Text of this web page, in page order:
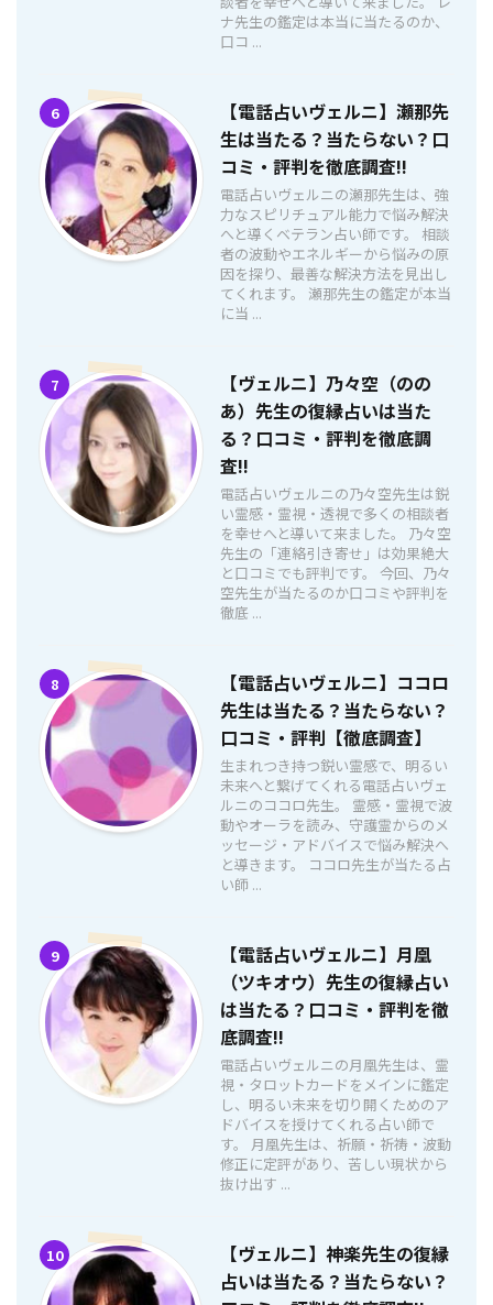
ナ先生の鑑定は本当に当たるのか、
口コ ...
6
【電話占いヴェルニ】瀬那先
生は当たる？当たらない？口
コミ・評判を徹底調査!!
電話占いヴェルニの瀬那先生は、強
力なスピリチュアル能力で悩み解決
へと導くベテラン占い師です。 相談
者の波動やエネルギーから悩みの原
因を探り、最善な解決方法を見出し
てくれます。 瀬那先生の鑑定が本当
に当 ...
7
【ヴェルニ】乃々空（のの
あ）先生の復縁占いは当た
る？口コミ・評判を徹底調
査!!
電話占いヴェルニの乃々空先生は鋭
い霊感・霊視・透視で多くの相談者
を幸せへと導いて来ました。 乃々空
先生の「連絡引き寄せ」は効果絶大
と口コミでも評判です。 今回、乃々
空先生が当たるのか口コミや評判を
徹底 ...
8
【電話占いヴェルニ】ココロ
先生は当たる？当たらない？
口コミ・評判【徹底調査】
生まれつき持つ鋭い霊感で、明るい
未来へと繋げてくれる電話占いヴェ
ルニのココロ先生。 霊感・霊視で波
動やオーラを読み、守護霊からのメ
ッセージ・アドバイスで悩み解決へ
と導きます。 ココロ先生が当たる占
い師 ...
9
【電話占いヴェルニ】月凰
（ツキオウ）先生の復縁占い
は当たる？口コミ・評判を徹
底調査!!
電話占いヴェルニの月凰先生は、霊
視・タロットカードをメインに鑑定
し、明るい未来を切り開くためのア
ドバイスを授けてくれる占い師で
す。 月凰先生は、祈願・祈祷・波動
修正に定評があり、苦しい現状から
抜け出す ...
10
【ヴェルニ】神楽先生の復縁
占いは当たる？当たらない？